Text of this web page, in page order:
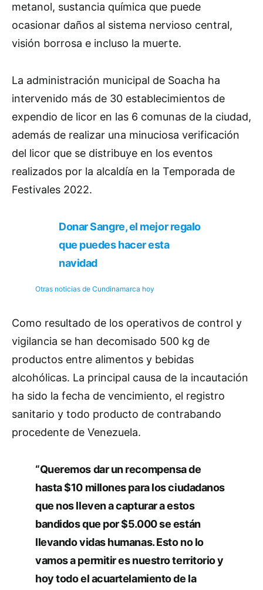
metanol, sustancia química que puede
ocasionar daños al sistema nervioso central,
visión borrosa e incluso la muerte.
La administración municipal de Soacha ha
intervenido más de 30 establecimientos de
expendio de licor en las 6 comunas de la ciudad,
además de realizar una minuciosa verificación
del licor que se distribuye en los eventos
realizados por la alcaldía en la Temporada de
Festivales 2022.
Donar Sangre, el mejor regalo
que puedes hacer esta
navidad
Otras noticias de Cundinamarca hoy
Como resultado de los operativos de control y
vigilancia se han decomisado 500 kg de
productos entre alimentos y bebidas
alcohólicas. La principal causa de la incautación
ha sido la fecha de vencimiento, el registro
sanitario y todo producto de contrabando
procedente de Venezuela.
“Queremos dar un recompensa de
hasta $10 millones para los ciudadanos
que nos lleven a capturar a estos
bandidos que por $5.000 se están
llevando vidas humanas. Esto no lo
vamos a permitir es nuestro territorio y
hoy todo el acuartelamiento de la